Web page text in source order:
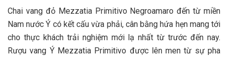
Chai vang đỏ Mezzatia Primitivo Negroamaro đến từ miền
Nam nước Ý có kết cấu vừa phải, cân bằng hứa hẹn mang tới
cho thực khách trải nghiệm mới lạ nhất từ trước đến nay.
Rượu vang Ý Mezzatia Primitivo được lên men từ sự pha